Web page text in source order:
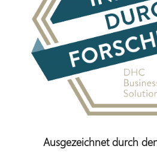
Ausgezeichnet durch